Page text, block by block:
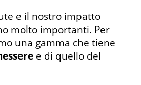
e il nostro impatto
molto importanti. Per
una gamma che tiene
e di quello del